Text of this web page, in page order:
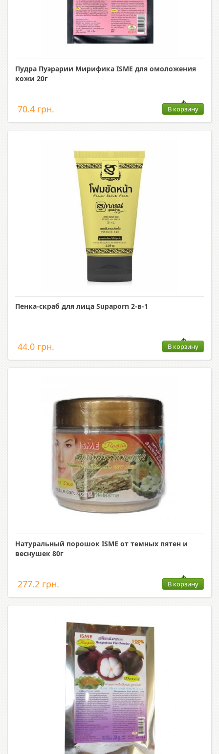
Пудра Пуэрарии Мирифика ISME для омоложения
кожи 20г
70.4 грн. В корзину
Пенка-скраб для лица Supaporn 2-в-1
44.0 грн. В корзину
Натуральный порошок ISME от темных пятен и
веснушек 80г
277.2 грн. В корзину